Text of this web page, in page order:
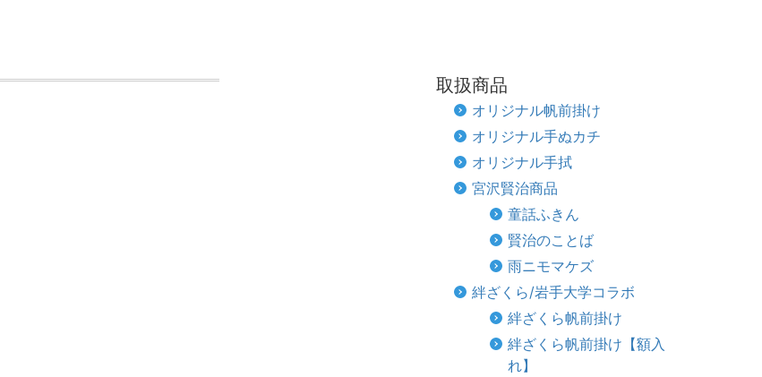
取扱商品
オリジナル帆前掛け
オリジナル手ぬカチ
オリジナル手拭
宮沢賢治商品
童話ふきん
賢治のことば
雨ニモマケズ
絆ざくら/岩手大学コラボ
絆ざくら帆前掛け
絆ざくら帆前掛け【額入
れ】